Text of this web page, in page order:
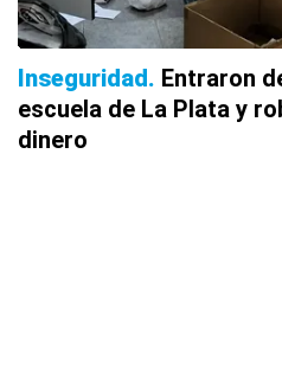
Inseguridad Entraron
escuela de La Plata y
dinero